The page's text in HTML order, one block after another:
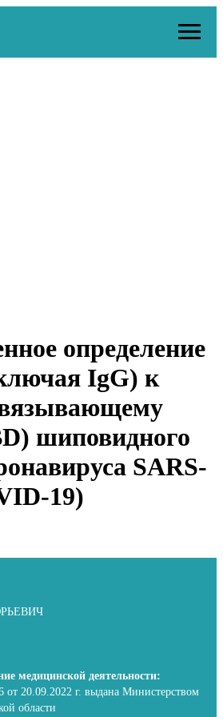
определение
IgG) к
шиповидного
SARS-
19)
медицинской деятельности:
20.09.2022 г. выдана Министерством
области